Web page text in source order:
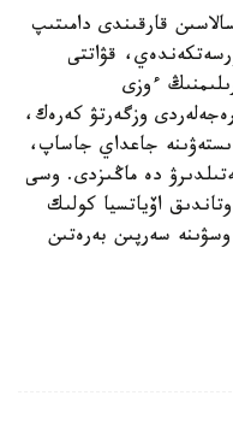
قارقىندى دامىتىپ
قۋاتتى
ءوزى
وزگەرتۋ كەرەك،
جاعداي جاساپ،
دە ماڭىزدى. وسى
اۆياتسيا كولىك
سەرپىن بەرەتىن